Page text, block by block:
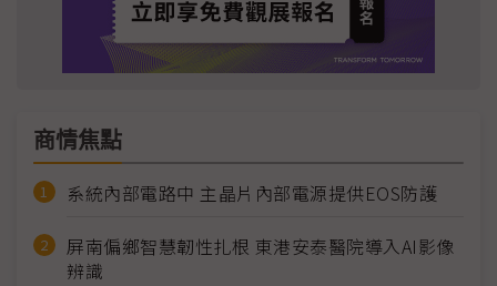
商情焦點
系統內部電路中 主晶片內部電源提供EOS防護
屏南偏鄉智慧韌性扎根 東港安泰醫院導入AI影像
辨識